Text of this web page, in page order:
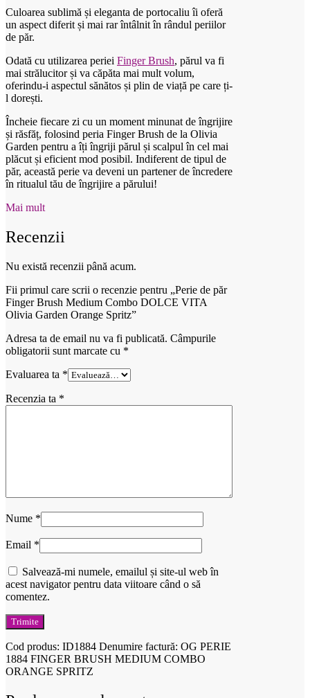
Culoarea sublimă și eleganta de portocaliu îi oferă
un aspect diferit și mai rar întâlnit în rândul periilor
de păr.
Odată cu utilizarea periei Finger Brush, părul va fi
mai strălucitor și va căpăta mai mult volum,
oferindu-i aspectul sănătos și plin de viață pe care ți-
l dorești.
Încheie fiecare zi cu un moment minunat de îngrijire
și răsfăț, folosind peria Finger Brush de la Olivia
Garden pentru a îți îngriji părul și scalpul în cel mai
plăcut și eficient mod posibil. Indiferent de tipul de
păr, această perie va deveni un partener de încredere
în ritualul tău de îngrijire a părului!
Mai mult
Recenzii
Nu există recenzii până acum.
Fii primul care scrii o recenzie pentru „Perie de păr
Finger Brush Medium Combo DOLCE VITA
Olivia Garden Orange Spritz”
Adresa ta de email nu va fi publicată. Câmpurile
obligatorii sunt marcate cu *
Evaluarea ta *
Recenzia ta *
Nume *
Email *
Salvează-mi numele, emailul și site-ul web în
acest navigator pentru data viitoare când o să
comentez.
Cod produs: ID1884 Denumire factură: OG PERIE
1884 FINGER BRUSH MEDIUM COMBO
ORANGE SPRITZ